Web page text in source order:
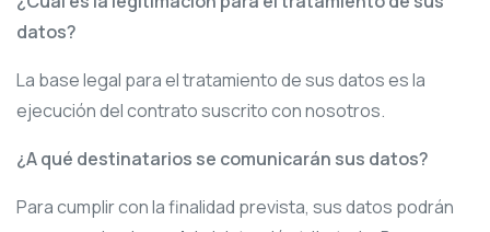
datos?
La base legal para el tratamiento de sus datos es la
ejecución del contrato suscrito con nosotros.
¿A qué destinatarios se comunicarán sus datos?
Para cumplir con la finalidad prevista, sus datos podrán